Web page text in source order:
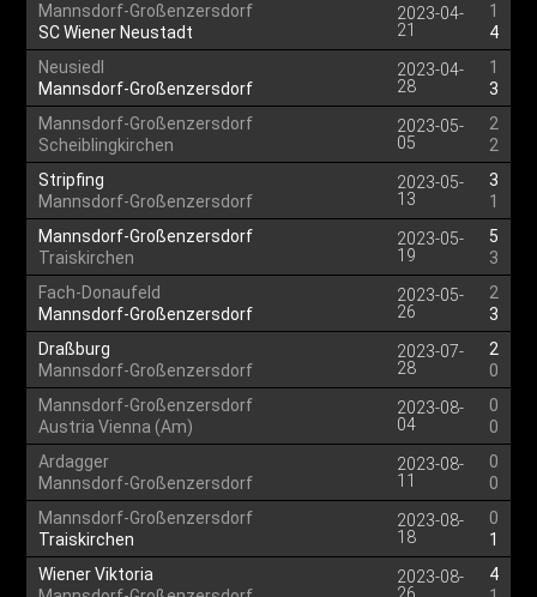
Mannsdorf-Großenzersdorf
SC Wiener Neustadt
2023-04-
21
1
4
Neusiedl
Mannsdorf-Großenzersdorf
2023-04-
28
1
3
Mannsdorf-Großenzersdorf
Scheiblingkirchen
2023-05-
05
2
2
Stripfing
Mannsdorf-Großenzersdorf
2023-05-
13
3
1
Mannsdorf-Großenzersdorf
Traiskirchen
2023-05-
19
5
3
Fach-Donaufeld
Mannsdorf-Großenzersdorf
2023-05-
26
2
3
Draßburg
Mannsdorf-Großenzersdorf
2023-07-
28
2
0
Mannsdorf-Großenzersdorf
Austria Vienna (Am)
2023-08-
04
0
0
Ardagger
Mannsdorf-Großenzersdorf
2023-08-
11
0
0
Mannsdorf-Großenzersdorf
Traiskirchen
2023-08-
18
0
1
Wiener Viktoria
2023-08-
4